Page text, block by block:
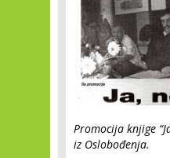
Promocija knjige
iz Oslobođenja.